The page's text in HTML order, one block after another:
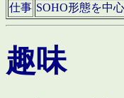
仕事 SOHO形態を中
趣味